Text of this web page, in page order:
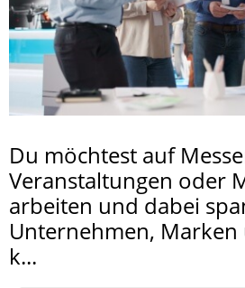
Du möchtest auf
Veranstaltungen oder
arbeiten und dabei
Unternehmen,
k...